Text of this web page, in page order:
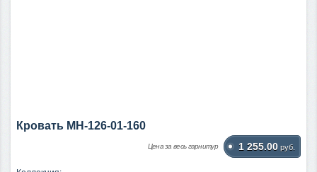
Кровать МН-126-01-160
Цена за весь гарнитур 1 255.00 руб.